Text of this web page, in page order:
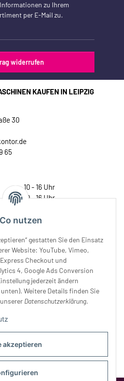
akzeptieren
nutzen
gestatten Sie den Einsatz
Website: YouTube, Vimeo,
Checkout und
4, Google Ads Conversion
jederzeit ändern
Weitere Details finden Sie
Datenschutzerklärung.
zu Ihrem
per E-Mail zu.
widerrufen
KAUFEN IN LEIPZIG
30
65
10 - 16 Uhr
10 - 16 Uhr
10 - 18 Uhr
10 - 14 Uhr